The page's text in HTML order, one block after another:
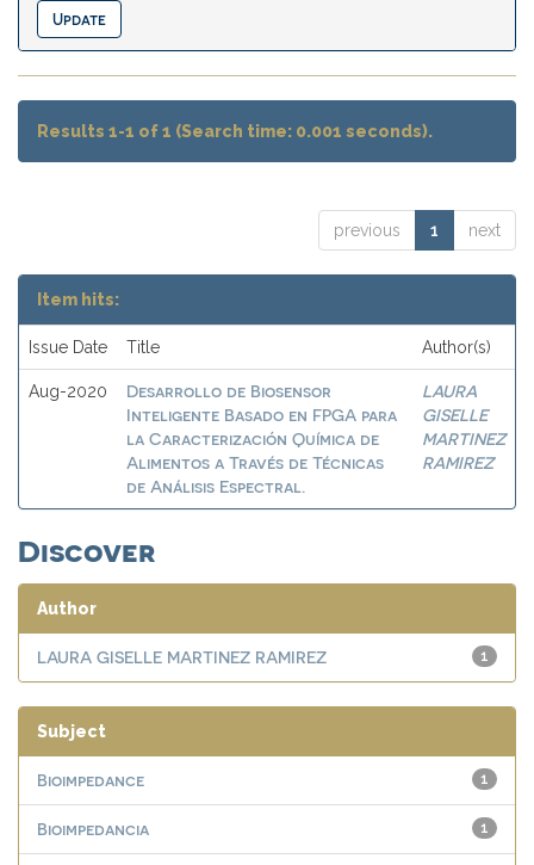
Results 1-1 of 1 (Search time: 0.001 seconds).
previous 1 next
Item hits:
Issue Date Title Author(s)
Aug-2020
Desarrollo de Biosensor
Inteligente Basado en FPGA para
la Caracterización Química de
Alimentos a Través de Técnicas
de Análisis Espectral.
LAURA
GISELLE
MARTINEZ
RAMIREZ
Discover
Author
1
LAURA GISELLE MARTINEZ RAMIREZ
Subject
1
Bioimpedance
1
Bioimpedancia